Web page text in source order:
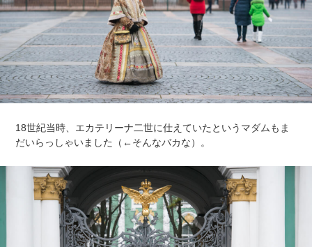
18世紀当時、エカテリーナ二世に仕えていたというマダムもま
だいらっしゃいました（←そんなバカな）。